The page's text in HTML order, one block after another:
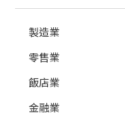
製造業
零售業
飯店業
金融業